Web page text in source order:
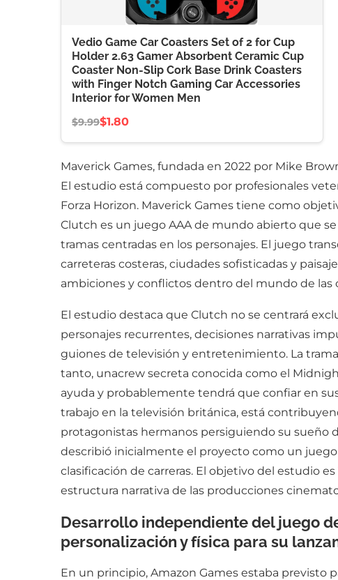
Vedio Game Car Coasters Set of 2 for Cup
Holder 2.63 Gamer Absorbent Ceramic Cup
Coaster Non-Slip Cork Base Drink Coasters
with Finger Notch Gaming Car Accessories
Interior for Women Men
$9.99$1.80
Maverick Games, fundada en 2022 por Mike
El estudio está compuesto por profesionales
Forza Horizon. Maverick Games tiene como
Clutch es un juego AAA de mundo abierto que
tramas centradas en los personajes. El juego
carreteras costeras, ciudades sofisticadas y
ambiciones y conflictos dentro del mundo de las
El estudio destaca que Clutch no se centrará
personajes recurrentes, decisiones narrativas
guiones de televisión y entretenimiento. La
tanto, unacrew secreta conocida como el
ayuda y probablemente tendrá que confiar en
trabajo en la televisión británica, está
protagonistas hermanos persiguiendo su sueño
describió inicialmente el proyecto como un
clasificación de carreras. El objetivo del estudio
estructura narrativa de las producciones
Desarrollo independiente del juego
personalización y física para su
En un principio, Amazon Games estaba previsto